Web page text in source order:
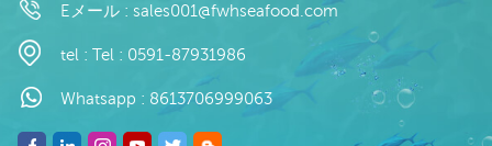
Eメール : sales001@fwhseafood.com
tel : Tel : 0591-87931986
Whatsapp : 8613706999063